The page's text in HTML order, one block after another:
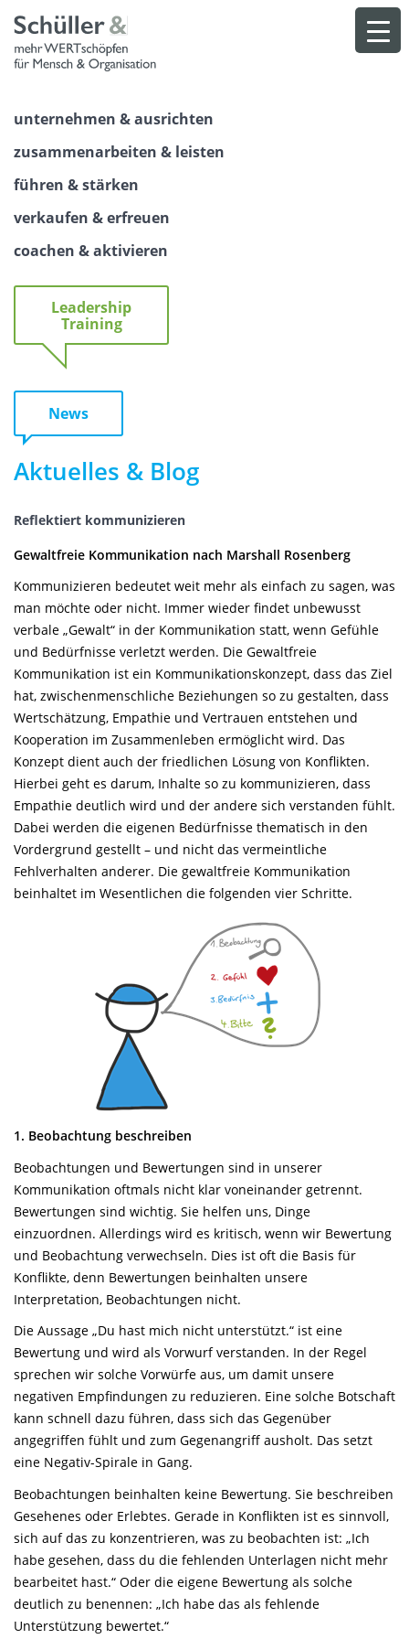
content
unternehmen & ausrichten
zusammenarbeiten & leisten
führen & stärken
verkaufen & erfreuen
coachen & aktivieren
Leadership
Training
News
Aktuelles & Blog
Reflektiert kommunizieren
Gewaltfreie Kommunikation nach Marshall Rosenberg
Kommunizieren bedeutet weit mehr als einfach zu sagen, was
man möchte oder nicht. Immer wieder findet unbewusst
verbale „Gewalt“ in der Kommunikation statt, wenn Gefühle
und Bedürfnisse verletzt werden. Die Gewaltfreie
Kommunikation ist ein Kommunikationskonzept, dass das Ziel
hat, zwischenmenschliche Beziehungen so zu gestalten, dass
Wertschätzung, Empathie und Vertrauen entstehen und
Kooperation im Zusammenleben ermöglicht wird. Das
Konzept dient auch der friedlichen Lösung von Konflikten.
Hierbei geht es darum, Inhalte so zu kommunizieren, dass
Empathie deutlich wird und der andere sich verstanden fühlt.
Dabei werden die eigenen Bedürfnisse thematisch in den
Vordergrund gestellt – und nicht das vermeintliche
Fehlverhalten anderer. Die gewaltfreie Kommunikation
beinhaltet im Wesentlichen die folgenden vier Schritte.
1. Beobachtung beschreiben
Beobachtungen und Bewertungen sind in unserer
Kommunikation oftmals nicht klar voneinander getrennt.
Bewertungen sind wichtig. Sie helfen uns, Dinge
einzuordnen. Allerdings wird es kritisch, wenn wir Bewertung
und Beobachtung verwechseln. Dies ist oft die Basis für
Konflikte, denn Bewertungen beinhalten unsere
Interpretation, Beobachtungen nicht.
Die Aussage „Du hast mich nicht unterstützt.“ ist eine
Bewertung und wird als Vorwurf verstanden. In der Regel
sprechen wir solche Vorwürfe aus, um damit unsere
negativen Empfindungen zu reduzieren. Eine solche Botschaft
kann schnell dazu führen, dass sich das Gegenüber
angegriffen fühlt und zum Gegenangriff ausholt. Das setzt
eine Negativ-Spirale in Gang.
Beobachtungen beinhalten keine Bewertung. Sie beschreiben
Gesehenes oder Erlebtes. Gerade in Konflikten ist es sinnvoll,
sich auf das zu konzentrieren, was zu beobachten ist: „Ich
habe gesehen, dass du die fehlenden Unterlagen nicht mehr
bearbeitet hast.“ Oder die eigene Bewertung als solche
deutlich zu benennen: „Ich habe das als fehlende
Unterstützung bewertet.“